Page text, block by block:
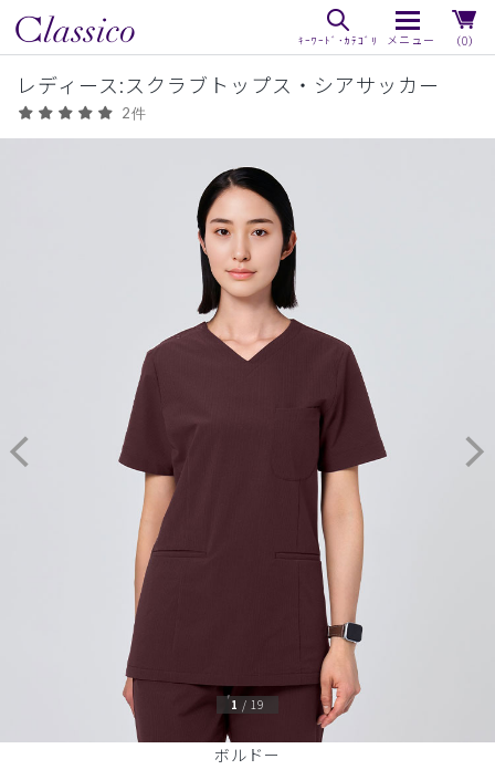
（0）
レディース:スクラブトップス・シアサッカー
2件
ボルドー
1 / 19